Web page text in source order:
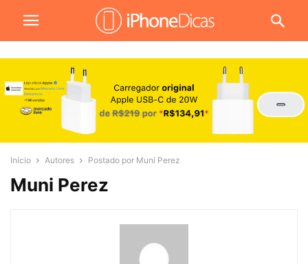
Início Autores Postado por Muni Perez
Muni Perez